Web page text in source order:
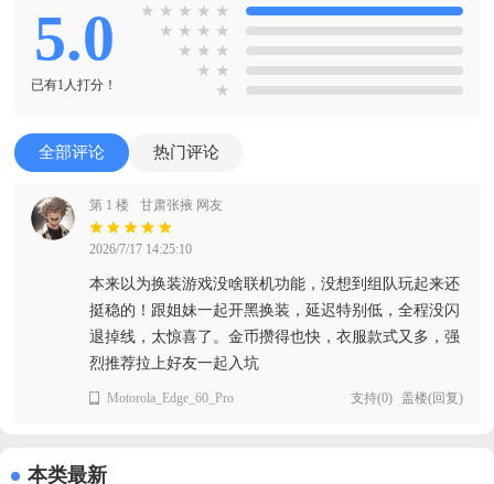
5.0
已有1人打分！
★ ★ ★ ★ ★
★ ★ ★ ★
★ ★ ★
★ ★
★
全部评论 热门评论
第 1 楼 甘肃张掖 网友
2026/7/17 14:25:10
本来以为换装游戏没啥联机功能，没想到组队玩起来还
挺稳的！跟姐妹一起开黑换装，延迟特别低，全程没闪
退掉线，太惊喜了。金币攒得也快，衣服款式又多，强
烈推荐拉上好友一起入坑
Motorola_Edge_60_Pro 支持(0) 盖楼(回复)
本类最新